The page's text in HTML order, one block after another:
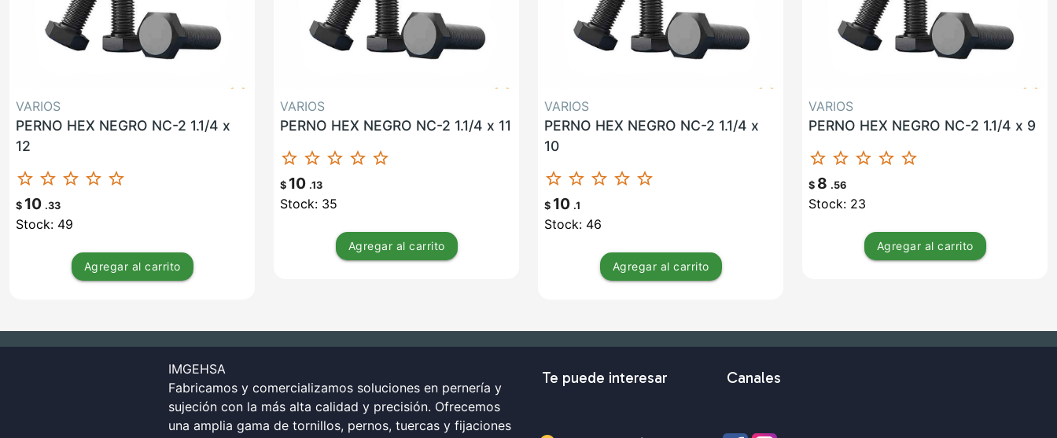
VARIOS
PERNO HEX NEGRO NC-2 1.1/4 x
12
star_border star_border star_border star_border star_border
$ 10 .33
Stock: 49
Agregar al carrito
VARIOS
PERNO HEX NEGRO NC-2 1.1/4 x 11
star_border star_border star_border star_border star_border
$ 10 .13
Stock: 35
Agregar al carrito
VARIOS
PERNO HEX NEGRO NC-2 1.1/4 x
10
star_border star_border star_border star_border star_border
$ 10 .1
Stock: 46
Agregar al carrito
VARIOS
PERNO HEX NEGRO NC-2 1.1/4 x 9
star_border star_border star_border star_border star_border
$ 8 .56
Stock: 23
Agregar al carrito
IMGEHSA
Fabricamos y comercializamos soluciones en pernería y
sujeción con la más alta calidad y precisión. Ofrecemos
una amplia gama de tornillos, pernos, tuercas y fijaciones
Te puede interesar Canales